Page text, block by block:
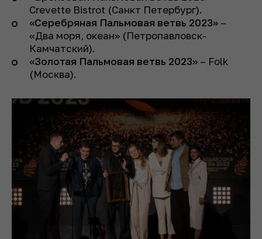
Crevette Bistrot (Санкт Петербург).
«Серебряная Пальмовая ветвь 2023» –
«Два моря, океан» (Петропавловск-
Камчатский).
«Золотая Пальмовая ветвь 2023» – Folk
(Москва).